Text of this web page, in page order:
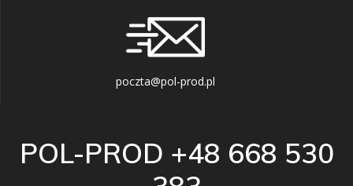
poczta@pol-prod.pl
POL-PROD +48 668 530